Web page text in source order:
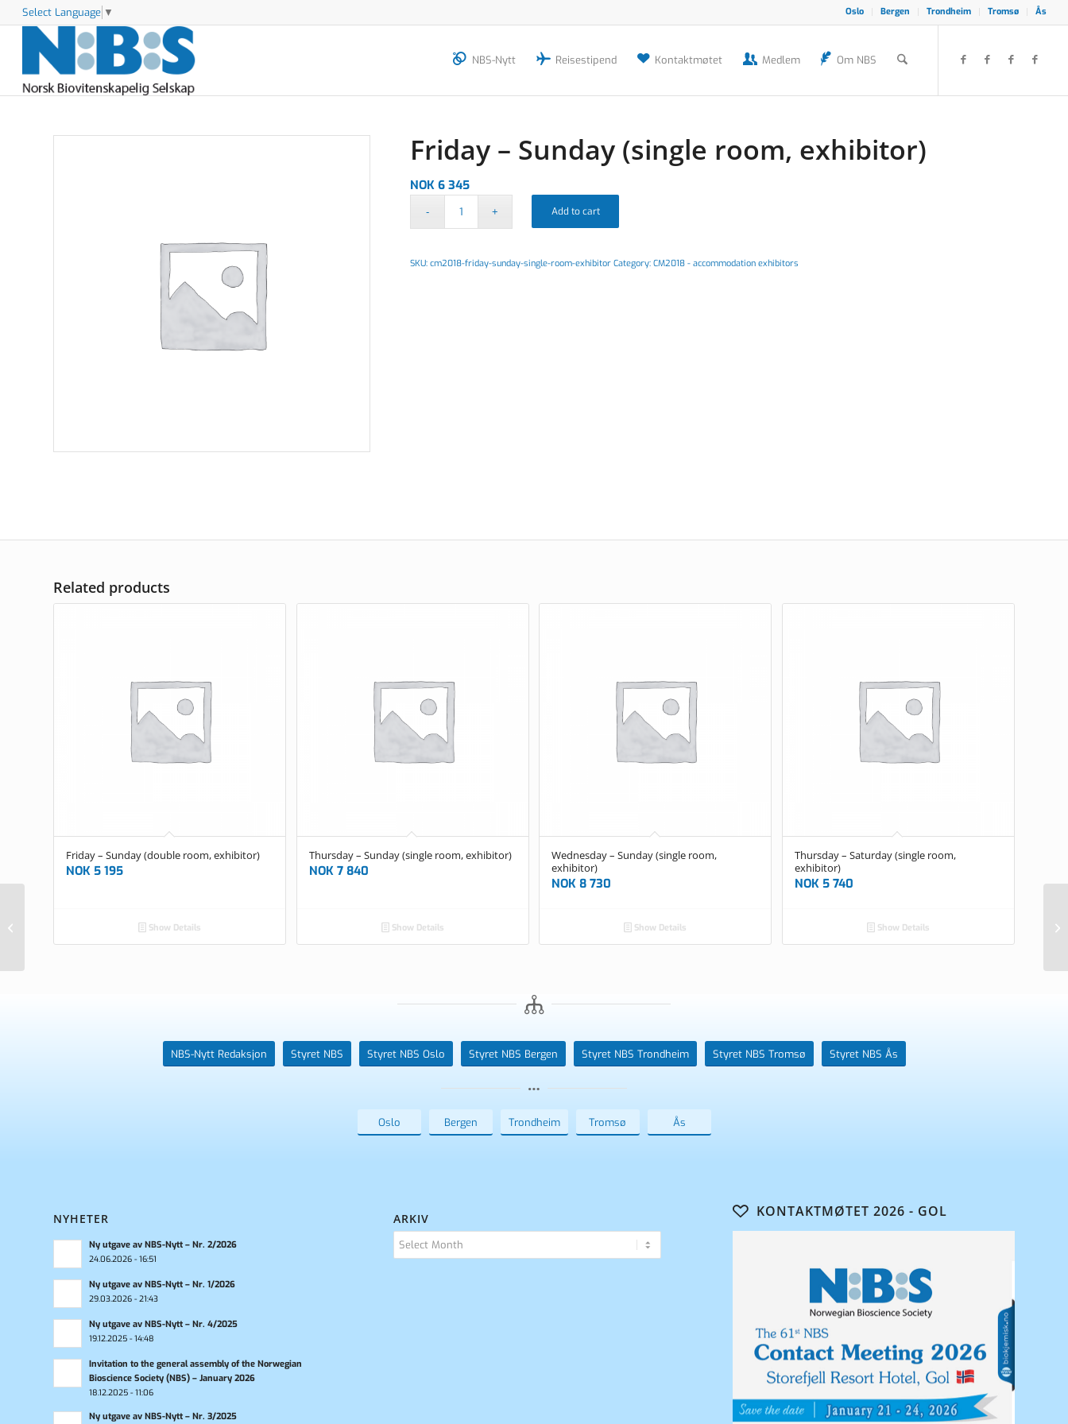
Select Language ▼ Oslo Bergen Trondheim Tromsø Ås
NBS-Nytt Reisestipend Kontaktmøtet Medlem Om NBS
Friday – Sunday (single room, exhibitor)
NOK 6 345
Add to cart
SKU:cm2018-friday-sunday-single-room-exhibitor Category:CM2018 - accommodation exhibitors
Related products
Friday – Sunday (double room, exhibitor)
NOK 5 195
Show Details
Thursday – Sunday (single room, exhibitor)
NOK7 840
Show Details
Wednesday – Sunday (single room,
exhibitor)
NOK 8 730
Show Details
Thursday – Saturday (single room,
exhibitor)
NOK5 740
Show Details
NBS-Nytt Redaksjon Styret NBS Styret NBS Oslo Styret NBS Bergen Styret NBS Trondheim Styret NBS Tromsø Styret NBS Ås
Oslo Bergen Trondheim Tromsø Ås
NYHETER
Ny utgave av NBS-Nytt – Nr. 2/2026
24.06.2026 - 16:51
Ny utgave av NBS-Nytt – Nr. 1/2026
29.03.2026 - 21:43
Ny utgave av NBS-Nytt – Nr. 4/2025
19.12.2025 - 14:48
Invitation to the general assembly of the Norwegian
Bioscience Society (NBS) – January 2026
18.12.2025 - 11:06
Ny utgave av NBS-Nytt – Nr. 3/2025
ARKIV KONTAKTMØTET 2026 - GOL